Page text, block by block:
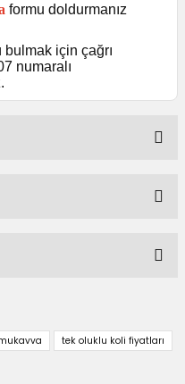
formu doldurmanız
bulmak için çağrı
numaralı
öneri formunu
ederiz.
tek oluklu koli fiyatları